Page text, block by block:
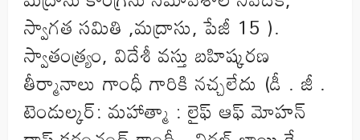
స్వాగత సమితి ,మద్రాసు, పేజీ 15 ).
స్వాతంత్ర్యం, విదేశీ వస్తు బహిష్కరణ
తీర్మానాలు గాంధీ గారికి నచ్చలేదు (డీ . జీ .
టెండుల్కర్: మహాత్మా : లైఫ్ ఆఫ్ మోహన్